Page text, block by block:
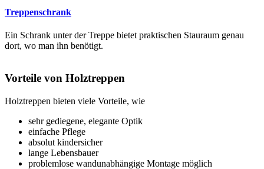
Treppenschrank
Ein Schrank unter der Treppe bietet praktischen Stauraum genau
dort, wo man ihn benötigt.
Vorteile von Holztreppen
Holztreppen bieten viele Vorteile, wie
sehr gediegene, elegante Optik
einfache Pflege
absolut kindersicher
lange Lebensbauer
problemlose wandunabhängige Montage möglich